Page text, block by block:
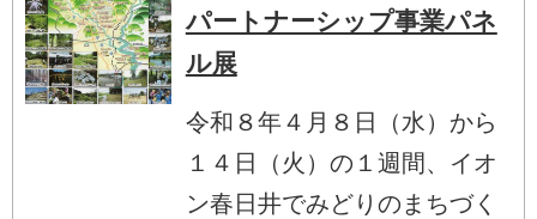
パートナーシップ事業パネ
ル展
令和８年４月８日（水）から
１４日（火）の１週間、イオ
ン春日井でみどりのまちづく